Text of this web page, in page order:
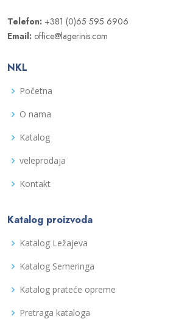
Telefon: +381 (0)65 595 6906
Email: office@lagerinis.com
NKL
Početna
O nama
Katalog
veleprodaja
Kontakt
Katalog proizvoda
Katalog Ležajeva
Katalog Semeringa
Katalog prateće opreme
Pretraga kataloga